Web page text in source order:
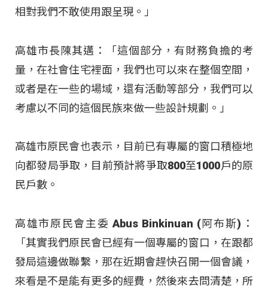
相對我們不敢使用跟呈現。」
高雄市長陳其邁：「這個部分，有財務負擔的考
量，在社會住宅裡面，我們也可以來在整個空間，
或者是在一些的場域，還有活動等部分，我們可以
考慮以不同的這個民族來做一些設計規劃。」
高雄市原民會也表示，目前已有專屬的窗口積極地
向都發局爭取，目前預計將爭取800至1000戶的原
民戶數。
高雄市原民會主委 Abus Binkinuan (阿布斯)：
「其實我們原民會已經有一個專屬的窗口，在跟都
發局這邊做聯繫，那在近期會趕快召開一個會議，
來看是不是能有更多的經費，然後來去問清楚，所